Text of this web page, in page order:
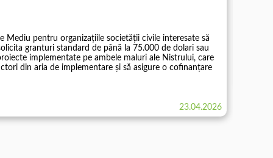
pentru organizațiile societății civile interesate să
granturi standard de până la 75.000 de dolari sau
implementate pe ambele maluri ale Nistrului, care
din aria de implementare și să asigure o cofinanțare
23.04.2026